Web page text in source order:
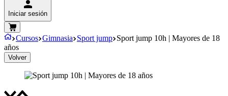
Iniciar sesión
Cursos Gimnasia Sport jump Sport jump 10h | Mayores de 18
años
Volver